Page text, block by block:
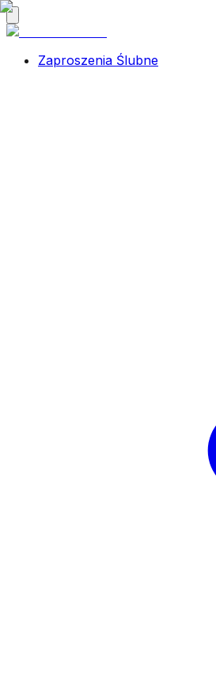
Zaproszenia Ślubne